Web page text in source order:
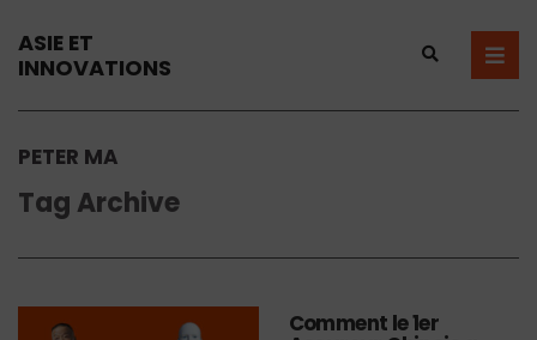
ASIE ET
INNOVATIONS
PETER MA
Tag Archive
Comment le 1er